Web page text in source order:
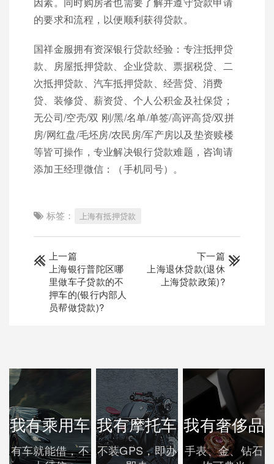
的要求和流程，以便顺利获得贷款。
国祥金服拥有资深银行贷款经验：专注抵押贷
款、房屋抵押贷款、企业贷款、票据税贷、二
次抵押贷款、汽车抵押贷款、经营贷、消费
贷、装修贷、薪资贷、个人公积金及社保贷；
无公司/空壳/双 刚/黑/名单/单签/高评高贷/双拼
房/网红盘/毛坯房/农民房/军产房以及垫资赎楼
等皆可操作，专业解决银行贷款难题，咨询请
添加王经理微信：（手机同号）。
标签： 上海有抵押贷款
上一篇
上海银行普陀区哪
里做车子贷款的不
押车的(银行内部人
员帮做贷款)?
下一篇
上海退休贷款(退休
上海贷款政策)?
我有乘用车
有车就能借，不
我有摩托车
不装GPS，即办
我有奢侈品
手表、金、钻石